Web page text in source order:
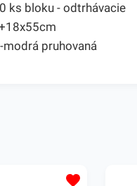
ks bloku - odtrhávacie
modrá pruhovaná